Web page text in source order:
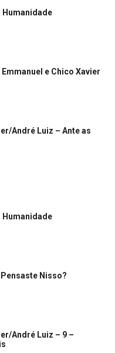
Humanidade
e Chico Xavier
André Luiz – Ante as
Humanidade
Nisso?
André Luiz – 9 –